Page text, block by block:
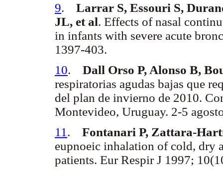
9. Larrar S, Essouri S,
JL, et al. Effects of nasal
in infants with severe acute
1397-403.
10. Dall Orso P, Alonso B,
respiratorias agudas bajas que
del plan de invierno de 2010.
Montevideo, Uruguay. 2-5
11 . Fontanari P, Zattara-
eupnoeic inhalation of cold, dry
patients. Eur Respir J 1997;